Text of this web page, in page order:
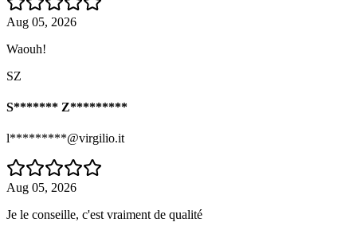
Aug 05, 2026
Waouh!
SZ
S******* Z*********
l*********@virgilio.it
Aug 05, 2026
Je le conseille, c'est vraiment de qualité